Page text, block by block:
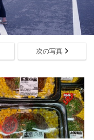
次の写真